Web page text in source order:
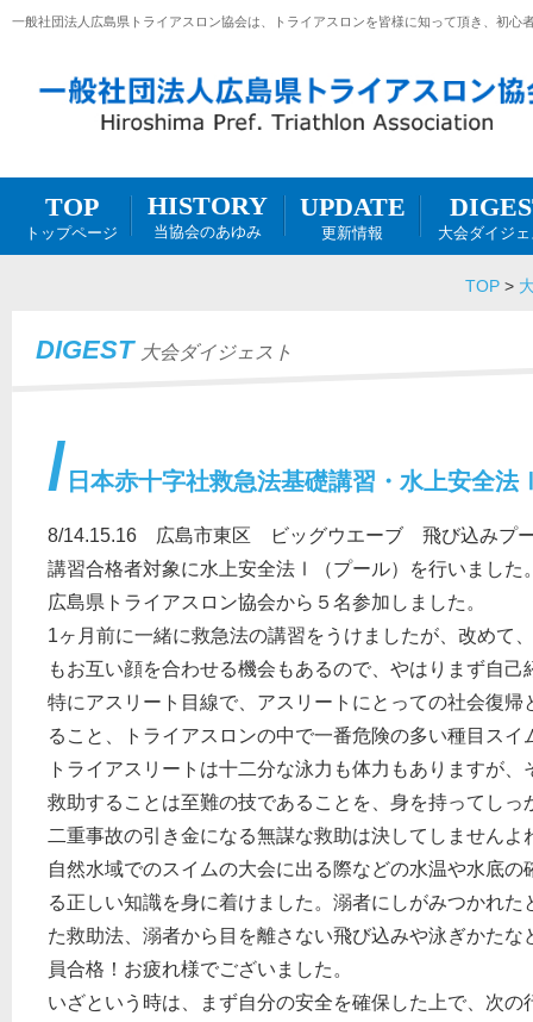
一般社団法人広島県トライアスロン協会は、トライアスロンを皆様に知って頂き、初心
TOP
トップページ
HISTORY
当協会のあゆみ
UPDATE
更新情報 大会ダイジ
TOP >
DIGEST 大会ダイジェスト
日本赤十字社救急法基礎講習・水上安全
8/14.15.16 広島市東区 ビッグウエーブ 飛び込みプー
講習合格者対象に水上安全法Ⅰ（プール）を行いました
広島県トライアスロン協会から５名参加しました。
1ヶ月前に一緒に救急法の講習をうけましたが、改めて
もお互い顔を合わせる機会もあるので、やはりまず自己
特にアスリート目線で、アスリートにとっての社会復
ること、トライアスロンの中で一番危険の多い種目スイ
トライアスリートは十二分な泳力も体力もありますが
救助することは至難の技であることを、身を持ってしっ
二重事故の引き金になる無謀な救助は決してしませんよ
自然水域でのスイムの大会に出る際などの水温や水底
る正しい知識を身に着けました。溺者にしがみつかれ
た救助法、溺者から目を離さない飛び込みや泳ぎかた
員合格！お疲れ様でございました。
いざという時は、まず自分の安全を確保した上で、次の